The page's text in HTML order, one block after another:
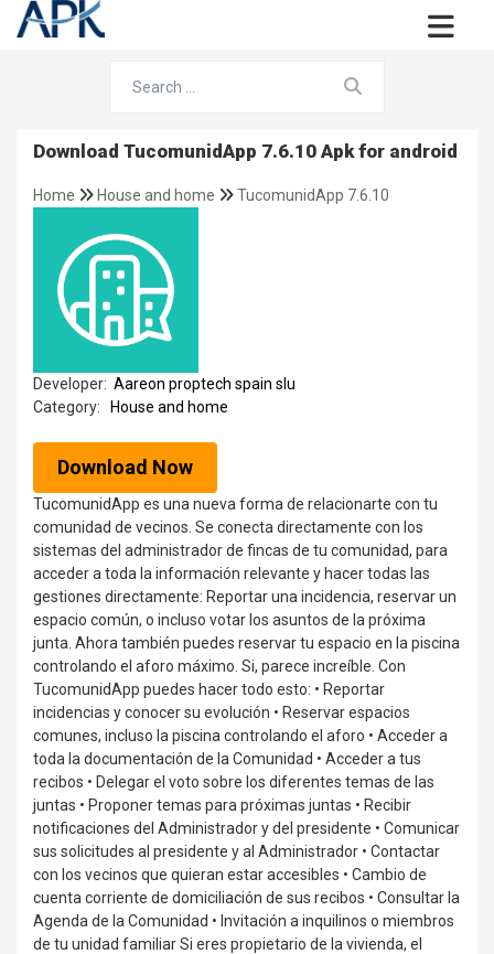
Download TucomunidApp 7.6.10 Apk for android
Home House and home TucomunidApp 7.6.10
Developer: Aareon proptech spain slu
Category:
House and home
Download Now
TucomunidApp es una nueva forma de relacionarte con tu
comunidad de vecinos. Se conecta directamente con los
sistemas del administrador de fincas de tu comunidad, para
acceder a toda la información relevante y hacer todas las
gestiones directamente: Reportar una incidencia, reservar un
espacio común, o incluso votar los asuntos de la próxima
junta. Ahora también puedes reservar tu espacio en la piscina
controlando el aforo máximo. Si, parece increíble. Con
TucomunidApp puedes hacer todo esto: • Reportar
incidencias y conocer su evolución • Reservar espacios
comunes, incluso la piscina controlando el aforo • Acceder a
toda la documentación de la Comunidad • Acceder a tus
recibos • Delegar el voto sobre los diferentes temas de las
juntas • Proponer temas para próximas juntas • Recibir
notificaciones del Administrador y del presidente • Comunicar
sus solicitudes al presidente y al Administrador • Contactar
con los vecinos que quieran estar accesibles • Cambio de
cuenta corriente de domiciliación de sus recibos • Consultar la
Agenda de la Comunidad • Invitación a inquilinos o miembros
de tu unidad familiar Si eres propietario de la vivienda, el